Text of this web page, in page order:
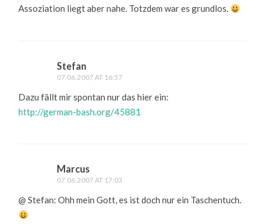
Assoziation liegt aber nahe. Totzdem war es grundlos.
Stefan
07.06.2007 AT 16:57
Dazu fällt mir spontan nur das hier ein:
http://german-bash.org/45881
Marcus
07.06.2007 AT 17:03
@ Stefan: Ohh mein Gott, es ist doch nur ein Taschentuch.